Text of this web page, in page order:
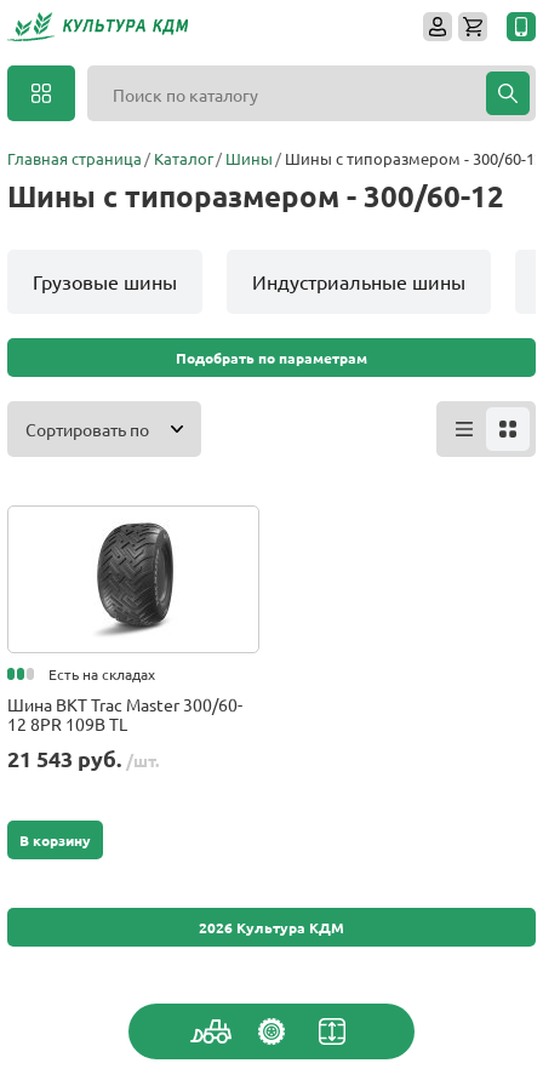
Главная страница Каталог Шины Шины с типоразмером - 300/60-12
Шины с типоразмером - 300/60-12
Грузовые шины Индустриальные шины
Подобрать по параметрам
Сортировать по
Есть на складах
Шина BKT Trac Master 300/60-
12 8PR 109B TL
21 543 руб. /шт.
В корзину
2026 Культура КДМ